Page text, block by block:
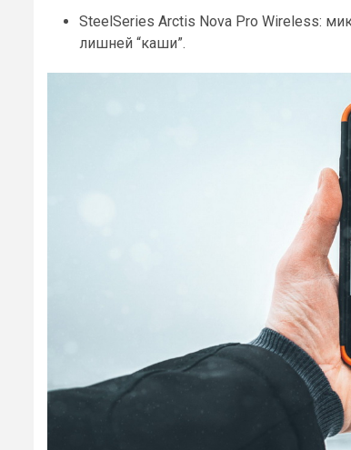
SteelSeries Arctis Nova Pro Wireless:
лишней “каши”.